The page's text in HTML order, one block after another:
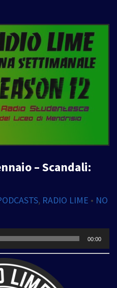
– Scandali:
, RADIO LIME • NO
00:00